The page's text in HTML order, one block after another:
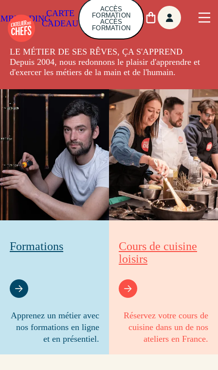
CARTE
CADEAU
ACCÈS
FORMATION
ACCÈS
FORMATION
LE MÉTIER DE SES RÊVES, ÇA S'APPREND.
Depuis 2004, nous redonnons le plaisir d'apprendre et
d'exercer les métiers de la main et de l'humain.
Formations
Apprenez un métier avec
nos formations en ligne
et en présentiel.
Cours de cuisine
loisirs
Réservez votre cours de
cuisine dans un de nos
ateliers en France.